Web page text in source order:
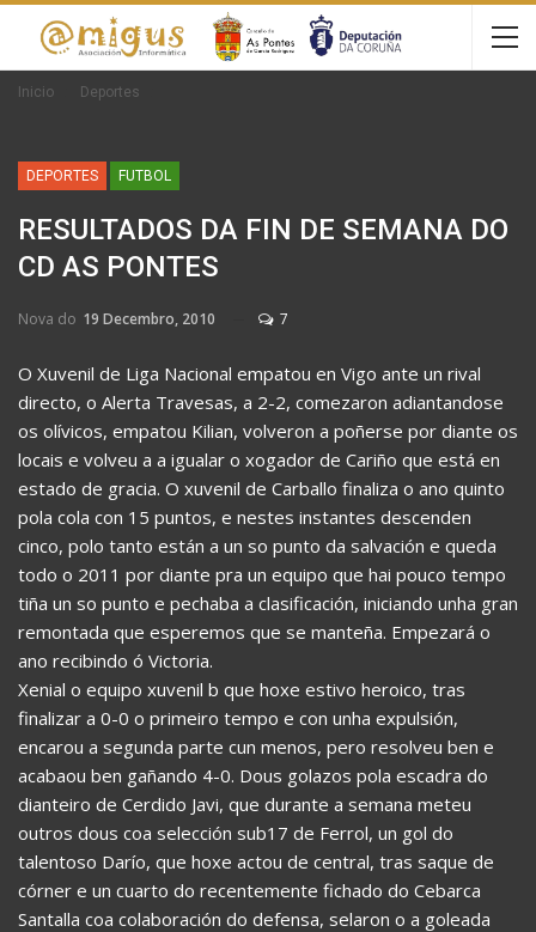
Inicio Deportes
DEPORTES FUTBOL
RESULTADOS DA FIN DE SEMANA DO
CD AS PONTES
Nova do 19 Decembro, 2010 7
O Xuvenil de Liga Nacional empatou en Vigo ante un rival
directo, o Alerta Travesas, a 2-2, comezaron adiantandose
os olívicos, empatou Kilian, volveron a poñerse por diante os
locais e volveu a a igualar o xogador de Cariño que está en
estado de gracia. O xuvenil de Carballo finaliza o ano quinto
pola cola con 15 puntos, e nestes instantes descenden
cinco, polo tanto están a un so punto da salvación e queda
todo o 2011 por diante pra un equipo que hai pouco tempo
tiña un so punto e pechaba a clasificación, iniciando unha gran
remontada que esperemos que se manteña. Empezará o
ano recibindo ó Victoria.
Xenial o equipo xuvenil b que hoxe estivo heroico, tras
finalizar a 0-0 o primeiro tempo e con unha expulsión,
encarou a segunda parte cun menos, pero resolveu ben e
acabaou ben gañando 4-0. Dous golazos pola escadra do
dianteiro de Cerdido Javi, que durante a semana meteu
outros dous coa selección sub17 de Ferrol, un gol do
talentoso Darío, que hoxe actou de central, tras saque de
córner e un cuarto do recentemente fichado do Cebarca
Santalla coa colaboración do defensa, selaron o a goleada